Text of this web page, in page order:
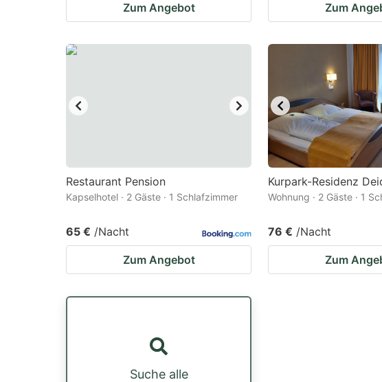
Zum Angebot Zum
Restaurant Pension
Kapselhotel · 2 Gäste · 1 Schlafzimmer
65 € /Nacht
Zum Angebot
Kurpark-Residenz
Wohnung · 2 Gäste · 1
76 € /Nacht
Zum
Suche alle